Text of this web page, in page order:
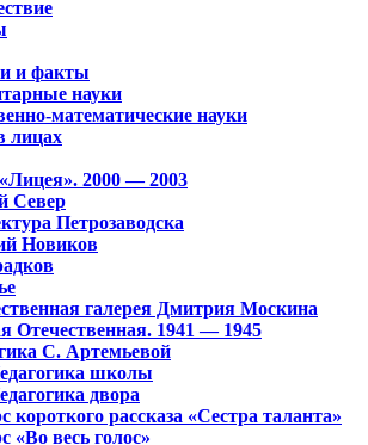
и факты
науки
математические науки
лицах
2000 — 2003
Север
Петрозаводска
Новиков
галерея Дмитрия Москина
Отечественная. 1941 — 1945
С. Артемьевой
школы
двора
короткого рассказа «Сестра таланта»
«Во весь голос»